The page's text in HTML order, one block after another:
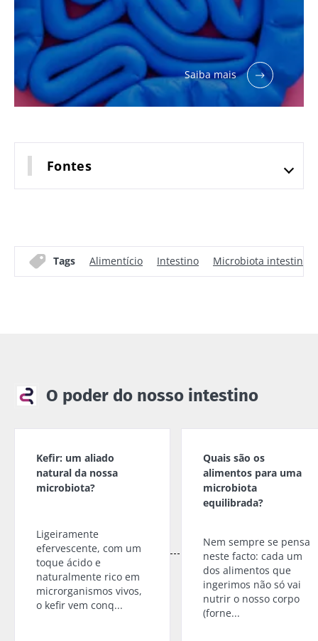
Saiba mais
Fontes
Tags Alimentício Intestino Microbiota intestinal
O poder do nosso intestino
Kefir: um aliado
natural da nossa
microbiota?
Ligeiramente
efervescente, com um
toque ácido e
naturalmente rico em
microrganismos vivos,
o kefir vem conq...
Quais são os
alimentos para uma
microbiota
equilibrada?
Nem sempre se pensa
neste facto: cada um
dos alimentos que
ingerimos não só vai
nutrir o nosso corpo
(forne...